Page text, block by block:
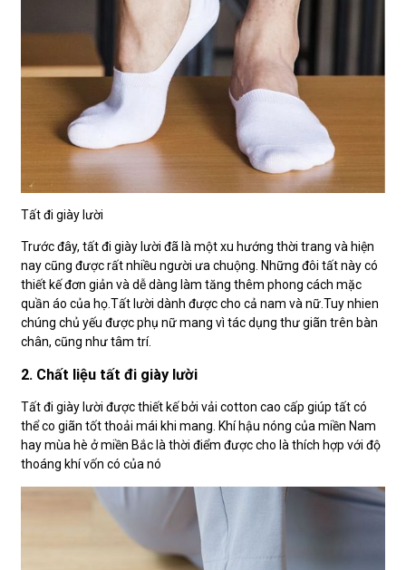
Tất đi giày lười
Trước đây, tất đi giày lười đã là một xu hướng thời trang và hiện
nay cũng được rất nhiều người ưa chuộng. Những đôi tất này có
thiết kế đơn giản và dễ dàng làm tăng thêm phong cách mặc
quần áo của họ.Tất lười dành được cho cả nam và nữ.Tuy nhien
chúng chủ yếu được phụ nữ mang vì tác dụng thư giãn trên bàn
chân, cũng như tâm trí.
2. Chất liệu tất đi giày lười
Tất đi giày lười được thiết kế bởi vải cotton cao cấp giúp tất có
thể co giãn tốt thoải mái khi mang. Khí hậu nóng của miền Nam
hay mùa hè ở miền Bắc là thời điểm được cho là thích hợp với độ
thoáng khí vốn có của nó